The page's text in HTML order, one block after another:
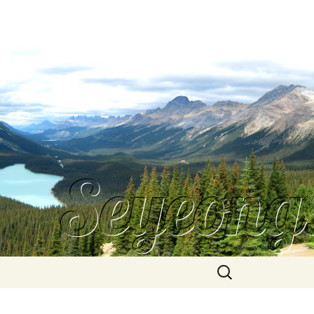
Search
for: